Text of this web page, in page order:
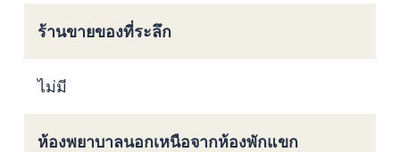
ร้านขายของที่ระลึก
ไม่มี
ห้องพยาบาลนอกเหนือจากห้องพักแขก